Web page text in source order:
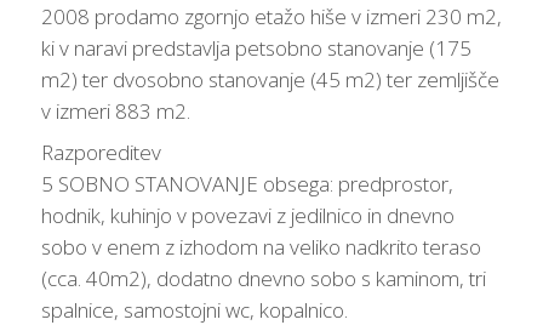
2008 prodamo zgornjo etažo hiše v izmeri 230 m2,
ki v naravi predstavlja petsobno stanovanje (175
m2) ter dvosobno stanovanje (45 m2) ter zemljišče
v izmeri 883 m2.
Razporeditev
5 SOBNO STANOVANJE obsega: predprostor,
hodnik, kuhinjo v povezavi z jedilnico in dnevno
sobo v enem z izhodom na veliko nadkrito teraso
(cca. 40m2), dodatno dnevno sobo s kaminom, tri
spalnice, samostojni wc, kopalnico.